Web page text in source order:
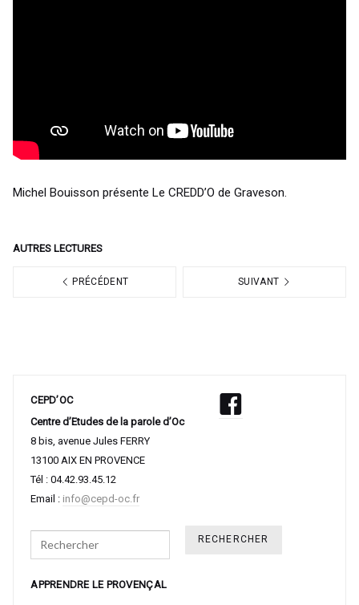
Michel Bouisson présente Le CREDD’O de Graveson.
AUTRES LECTURES
PRÉCÉDENT SUIVANT
CEPD’OC
Centre d’Etudes de la parole d’Oc
8 bis, avenue Jules FERRY
13100 AIX EN PROVENCE
Tél : 04.42.93.45.12
Email : info@cepd-oc.fr
Search
APPRENDRE LE PROVENÇAL